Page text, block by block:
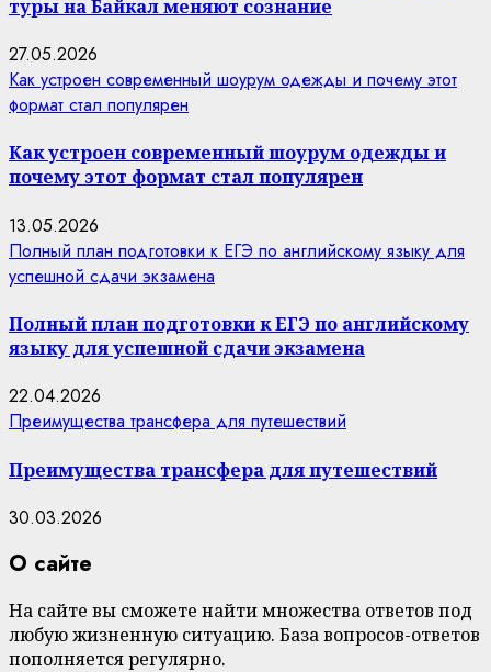
туры на Байкал меняют сознание
27.05.2026
Как устроен современный шоурум одежды и почему этот
формат стал популярен
Как устроен современный шоурум одежды и
почему этот формат стал популярен
13.05.2026
Полный план подготовки к ЕГЭ по английскому языку для
успешной сдачи экзамена
Полный план подготовки к ЕГЭ по английскому
языку для успешной сдачи экзамена
22.04.2026
Преимущества трансфера для путешествий
Преимущества трансфера для путешествий
30.03.2026
О сайте
На сайте вы сможете найти множества ответов под
любую жизненную ситуацию. База вопросов-ответов
пополняется регулярно.